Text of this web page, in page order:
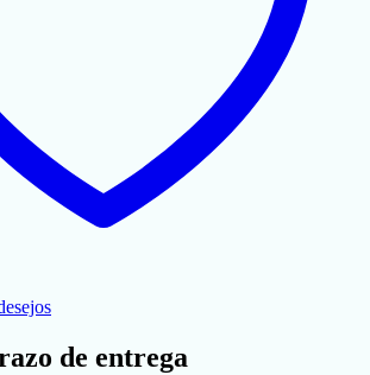
de entrega